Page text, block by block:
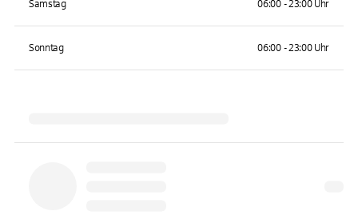
Samstag 06:00 - 23:00 Uhr
Sonntag 06:00 - 23:00 Uhr